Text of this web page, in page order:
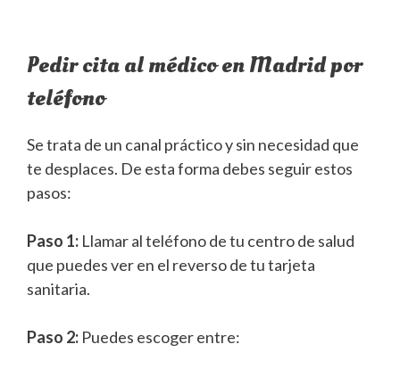
Pedir cita al médico en Madrid por
teléfono
Se trata de un canal práctico y sin necesidad que
te desplaces. De esta forma debes seguir estos
pasos:
Paso 1: Llamar al teléfono de tu centro de salud
que puedes ver en el reverso de tu tarjeta
sanitaria.
Paso 2: Puedes escoger entre: